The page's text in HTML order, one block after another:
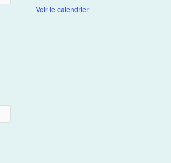
Voir le calendrier